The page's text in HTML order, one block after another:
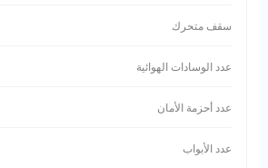
سقف متحرك
عدد الوسادات الهوائية
عدد أحزمة الأمان
عدد الأبواب